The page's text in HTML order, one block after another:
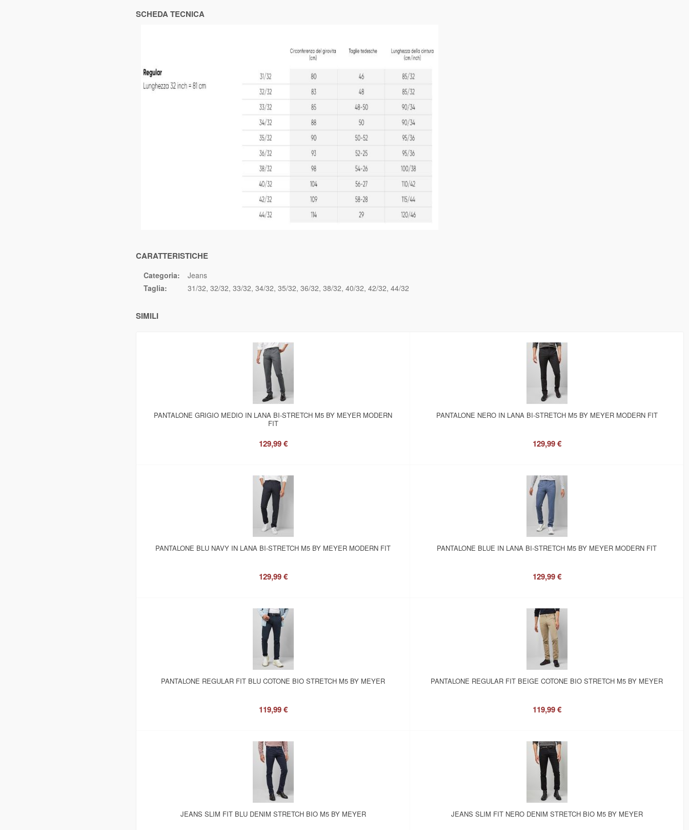
SCHEDA TECNICA
CARATTERISTICHE
Categoria:
Jeans
Taglia:
31/32 32/32 33/32 34/32 35/32 36/32 38/32 40/32 42/32 44/32
SIMILI
PANTALONE GRIGIO MEDIO IN LANA BI-STRETCH M5 BY MEYER MODERN
FIT
129,99 €
PANTALONE NERO IN LANA BI-STRETCH M5 BY MEYER MODERN FIT
129,99 €
PANTALONE BLU NAVY IN LANA BI-STRETCH M5 BY MEYER MODERN FIT
129,99 €
PANTALONE BLUE IN LANA BI-STRETCH M5 BY MEYER MODERN FIT
129,99 €
PANTALONE REGULAR FIT BLU COTONE BIO STRETCH M5 BY MEYER
119,99 €
PANTALONE REGULAR FIT BEIGE COTONE BIO STRETCH M5 BY MEYER
119,99 €
JEANS SLIM FIT BLU DENIM STRETCH BIO M5 BY MEYER JEANS SLIM FIT NERO DENIM STRETCH BIO M5 BY MEYER